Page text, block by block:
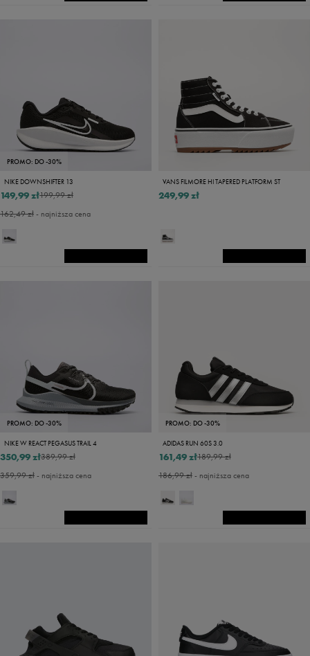
PROMO: DO -30%
NIKE DOWNSHIFTER 13
199,99 zł
149,99 zł
162,49 zł- najniższa cena
VANS FILMORE HI TAPERED PLATFORM ST
249,99 zł
PROMO: DO -30%
NIKE W REACT PEGASUS TRAIL 4
389,99 zł
350,99 zł
359,99 zł- najniższa cena
PROMO: DO -30%
ADIDAS RUN 60S 3.0
189,99 zł
161,49 zł
186,99 zł- najniższa cena